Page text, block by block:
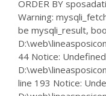
ORDER BY
Warning:
be mysqli_result,
44 Notice:
line 193 Notice: